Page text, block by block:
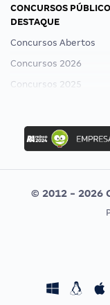
CONCURSOS
DESTAQUE
Concursos Abertos
Concursos 2026
Concursos 2025
Concurso Ibama
Concurso MPU
Editais publicados
CONCURSOS POR
Concursos Fiscais
© 2012 - 2026